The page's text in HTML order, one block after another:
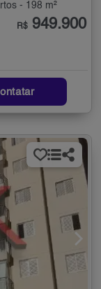
- 198 m²
R$ 949.900